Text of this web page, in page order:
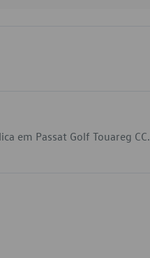
em Passat Golf Touareg CC.